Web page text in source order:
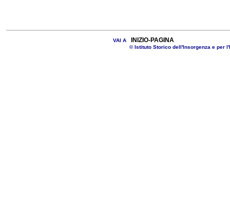
VAI A INIZIO-PAGINA
© Istituto Storico dell'Insorgenza e per